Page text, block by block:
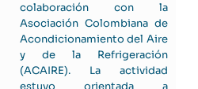
colaboración con la
Asociación Colombiana de
Acondicionamiento del Aire
y de la Refrigeración
(ACAIRE). La actividad